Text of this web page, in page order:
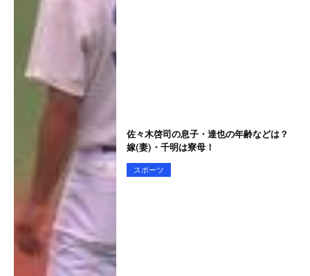
佐々木啓司の息子・達也の年齢などは？
嫁(妻)・千明は寮母！
スポーツ